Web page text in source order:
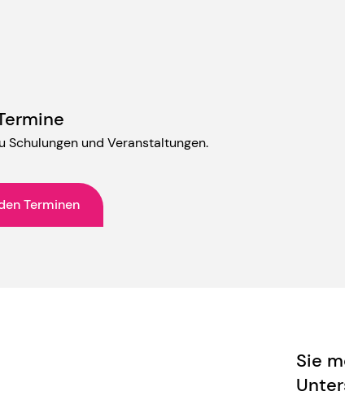
Schulungen und Veranstaltungen.
Terminen
Sie